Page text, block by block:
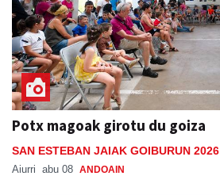
Potx magoak girotu du goiza
SAN ESTEBAN JAIAK GOIBURUN 2026
Aiurri abu 08 ANDOAIN